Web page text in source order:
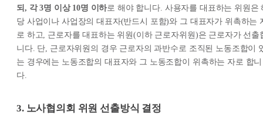
되, 각 3명 이상 10명 이하로 해야 합니다. 사용자를 대표하는 위원은
당 사업이나 사업장의 대표자(반드시 포함)와 그 대표자가 위촉하는
로 하고, 근로자를 대표하는 위원(이하 근로자위원)은 근로자가 선출
니다. 단, 근로자위원의 경우 근로자의 과반수로 조직된 노동조합이
는 경우에는 노동조합의 대표자와 그 노동조합이 위촉하는 자로 합니
다.
3. 노사협의회 위원 선출방식 결정